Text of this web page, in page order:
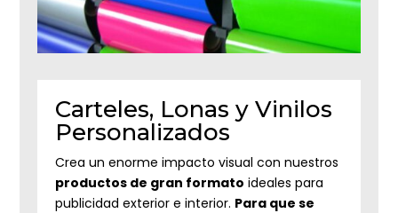
Carteles, Lonas y Vinilos
Personalizados
Crea un enorme impacto visual con nuestros
productos de gran formato ideales para
publicidad exterior e interior. Para que se